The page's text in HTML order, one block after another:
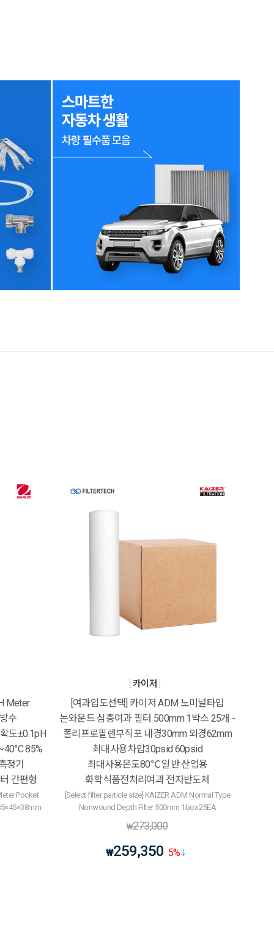
Meter
수
도±0.1pH
85%
정기
간편형
Pocket
카이저
[여과입도선택] 카이저 ADM 노미널타입
논와운드 심층여과 필터 500mm 1박스 25개 -
폴리프로필렌부직포 내경30mm 외경62mm
최대사용차압30psid 60psid
최대사용온도80℃ 일반 산업용
화학식품전처리여과 전자반도체
[Select filter particle size] KAIZER ADM Normal Type
Nonwound Depth Filter 500mm 1box 25EA
₩273,000
₩259,350 5%